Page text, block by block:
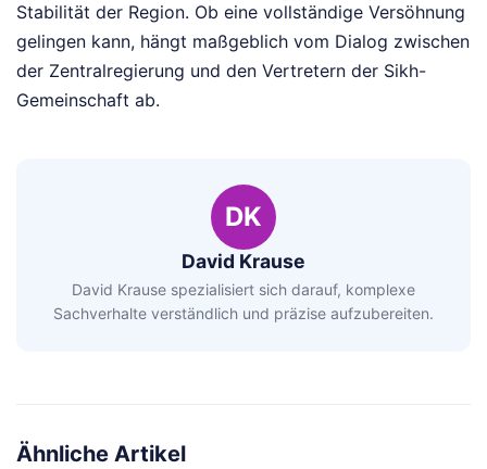
Stabilität der Region. Ob eine vollständige Versöhnung
gelingen kann, hängt maßgeblich vom Dialog zwischen
der Zentralregierung und den Vertretern der Sikh-
Gemeinschaft ab.
DK
David Krause
David Krause spezialisiert sich darauf, komplexe
Sachverhalte verständlich und präzise aufzubereiten.
Ähnliche Artikel